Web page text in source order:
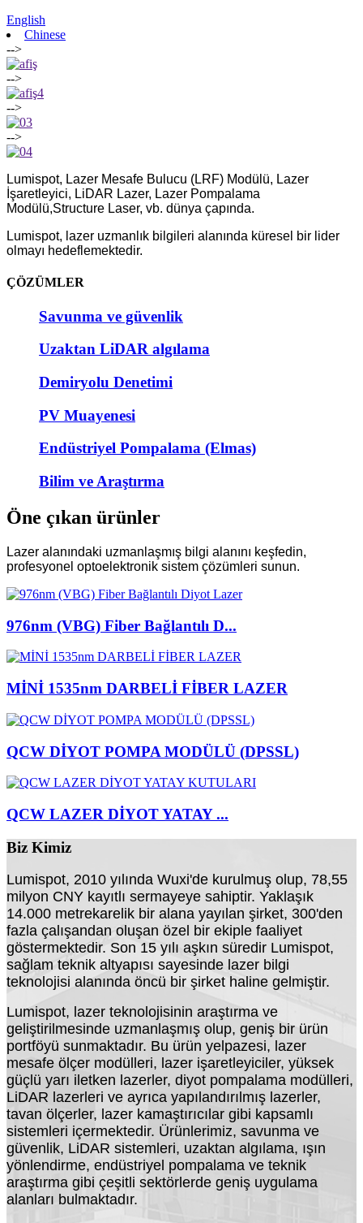
English
Chinese
-->
-->
-->
-->
Lumispot, Lazer Mesafe Bulucu (LRF) Modülü, Lazer
İşaretleyici, LiDAR Lazer, Lazer Pompalama
Modülü,Structure Laser, vb. dünya çapında.
Lumispot, lazer uzmanlık bilgileri alanında küresel bir lider
olmayı hedeflemektedir.
ÇÖZÜMLER
Savunma ve güvenlik
Uzaktan LiDAR algılama
Demiryolu Denetimi
PV Muayenesi
Endüstriyel Pompalama (Elmas)
Bilim ve Araştırma
Öne çıkan ürünler
Lazer alanındaki uzmanlaşmış bilgi alanını keşfedin,
profesyonel optoelektronik sistem çözümleri sunun.
976nm (VBG) Fiber Bağlantılı D...
MİNİ 1535nm DARBELİ FİBER LAZER
QCW DİYOT POMPA MODÜLÜ (DPSSL)
QCW LAZER DİYOT YATAY ...
Biz Kimiz
Lumispot, 2010 yılında Wuxi'de kurulmuş olup, 78,55
milyon CNY kayıtlı sermayeye sahiptir. Yaklaşık
14.000 metrekarelik bir alana yayılan şirket, 300'den
fazla çalışandan oluşan özel bir ekiple faaliyet
göstermektedir. Son 15 yılı aşkın süredir Lumispot,
sağlam teknik altyapısı sayesinde lazer bilgi
teknolojisi alanında öncü bir şirket haline gelmiştir.
Lumispot, lazer teknolojisinin araştırma ve
geliştirilmesinde uzmanlaşmış olup, geniş bir ürün
portföyü sunmaktadır. Bu ürün yelpazesi, lazer
mesafe ölçer modülleri, lazer işaretleyiciler, yüksek
güçlü yarı iletken lazerler, diyot pompalama modülleri,
LiDAR lazerleri ve ayrıca yapılandırılmış lazerler,
tavan ölçerler, lazer kamaştırıcılar gibi kapsamlı
sistemleri içermektedir. Ürünlerimiz, savunma ve
güvenlik, LiDAR sistemleri, uzaktan algılama, ışın
yönlendirme, endüstriyel pompalama ve teknik
araştırma gibi çeşitli sektörlerde geniş uygulama
alanları bulmaktadır.